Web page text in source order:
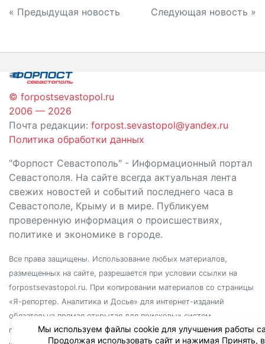
Навигация
записям
« Предыдущая новость Следующая новость »
© forpostsevastopol.ru
2006 — 2026
Почта редакции: forpost.sevastopol@yandex.ru
Политика обработки данных
"Форпост Севастополь" - Информационный портал
Севастополя. На сайте всегда актуальная лента
свежих новостей и событий последнего часа в
Севастополе, Крыму и в мире. Публикуем
проверенную информация о происшествиях,
политике и экономике в городе.
Все права защищены. Использование любых материалов,
размещенных на сайте, разрешается при условии ссылки на
forpostsevastopol.ru. При копировании материалов со страницы
«Я-репортер. Аналитика и Досье» для интернет-изданий
обязательна прямая открытая для поисковых систем
гиперссылка. Независимо от полного или частичного
Мы используем файлы cookie для улучшения работы
Продолжая использовать сайт и нажимая Принять,